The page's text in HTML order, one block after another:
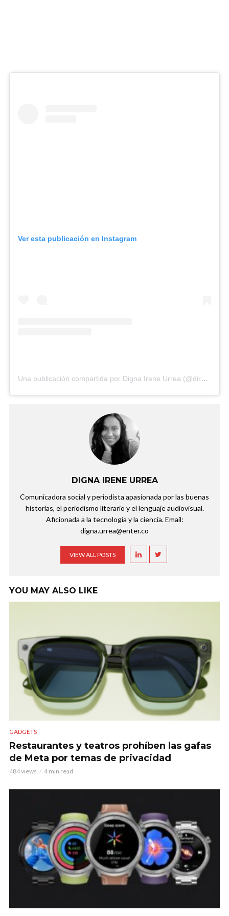
Ver esta publicación en Instagram
Una publicación compartida por Digna Irene Urrea (@direneu)
DIGNA IRENE URREA
Comunicadora social y periodista apasionada por las buenas
historias, el periodismo literario y el lenguaje audiovisual.
Aficionada a la tecnología y la ciencia. Email:
digna.urrea@enter.co
VIEW ALL POSTS
YOU MAY ALSO LIKE
GADGETS
Restaurantes y teatros prohíben las gafas
de Meta por temas de privacidad
484 views 4 min read